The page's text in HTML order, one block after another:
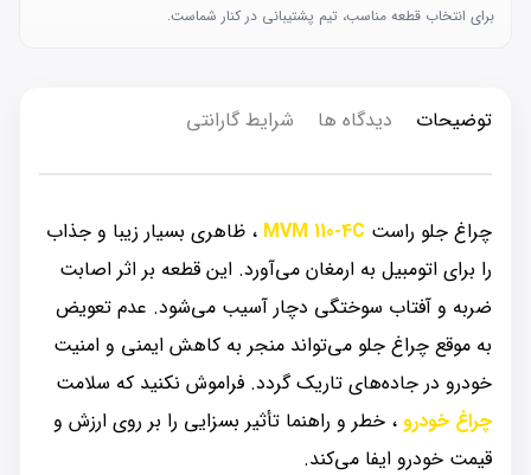
برای انتخاب قطعه مناسب، تیم پشتیبانی در کنار شماست.
توضیحات دیدگاه ها شرایط گارانتی
چراغ جلو راست MVM 110-4C ، ظاهری بسیار زیبا و جذاب
را برای اتومبیل به ارمغان می‌آورد. این قطعه بر اثر اصابت
ضربه و آفتاب سوختگی دچار آسیب می‌شود. عدم تعویض
به موقع چراغ جلو می‌تواند منجر به کاهش ایمنی و امنیت
خودرو در جاده‌های تاریک گردد. فراموش نکنید که سلامت
چراغ خودرو ، خطر و راهنما تأثیر بسزایی را بر روی ارزش و
قیمت خودرو ایفا می‌کند.